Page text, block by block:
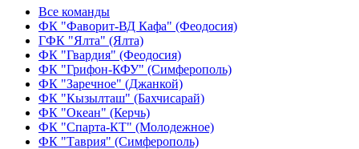
Все команды
ФК "Фаворит-ВД Кафа" (Феодосия)
ГФК "Ялта" (Ялта)
ФК "Гвардия" (Феодосия)
ФК "Грифон-КФУ" (Симферополь)
ФК "Заречное" (Джанкой)
ФК "Кызылташ" (Бахчисарай)
ФК "Океан" (Керчь)
ФК "Спарта-КТ" (Молодежное)
ФК "Таврия" (Симферополь)